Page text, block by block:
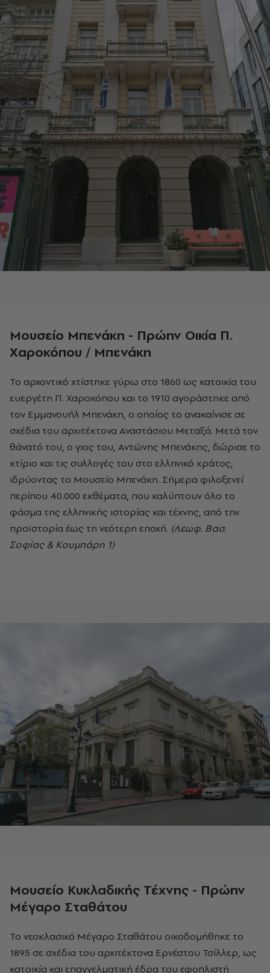
Μουσείο Μπενάκη - Πρώην Οικία Π.
Χαροκόπου / Μπενάκη
Το αρχοντικό χτίστηκε γύρω στο 1860 ως κατοικία του
ευεργέτη Π. Χαροκόπου και το 1910 αγοράστηκε από
τον Εμμανουήλ Μπενάκη, ο οποίος το ανακαίνισε σε
σχέδια του αρχιτέκτονα Αναστάσιου Μεταξά. Μετά τον
θάνατό του, ο γιος του, Αντώνης Μπενάκης, δώρισε το
κτίριο και τις συλλογές του στο ελληνικό κράτος,
ιδρύοντας το Μουσείο Μπενάκη. Σήμερα φιλοξενεί
περίπου 40.000 εκθέματα, που καλύπτουν όλο το
φάσμα της ελληνικής ιστορίας και τέχνης, από την
προϊστορία έως τη νεότερη εποχή. (Λεωφ. Βασ.
Σοφίας & Κουμπάρη 1)
Μουσείο Κυκλαδικής Τέχνης - Πρώην
Μέγαρο Σταθάτου
Το νεοκλασικό Μέγαρο Σταθάτου οικοδομήθηκε το
1895 σε σχέδια του αρχιτέκτονα Ερνέστου Τσίλλερ, ως
κατοικία και επαγγελματική έδρα του εφοπλιστή